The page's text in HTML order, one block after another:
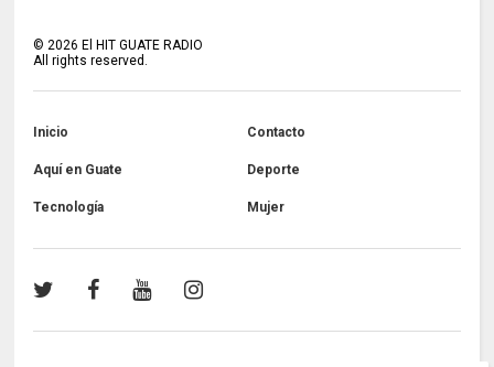
©2026 El HIT GUATE RADIO
All rights reserved.
Inicio Contacto
Aquí en Guate Deporte
Tecnología Mujer